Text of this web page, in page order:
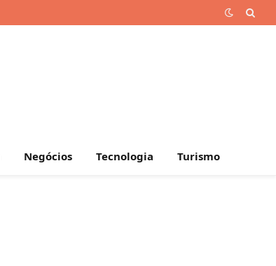
Negócios Tecnologia Turismo